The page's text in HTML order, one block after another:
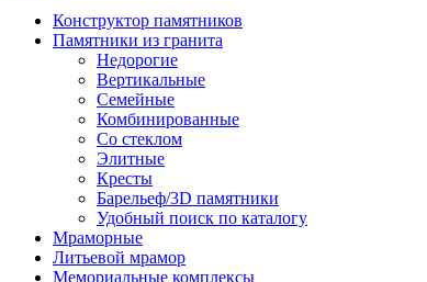
Конструктор памятников
Памятники из гранита
Недорогие
Вертикальные
Семейные
Комбинированные
Со стеклом
Элитные
Кресты
Барельеф/3D памятники
Удобный поиск по каталогу
Мраморные
Литьевой мрамор
Мемориальные комплексы